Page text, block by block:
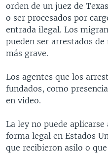
orden de un juez de
o ser procesados por
entrada ilegal. Los
pueden ser arrestados
más grave.
Los agentes que los
fundados, como
en video.
La ley no puede aplicarse
forma legal en Estados
que recibieron asilo o